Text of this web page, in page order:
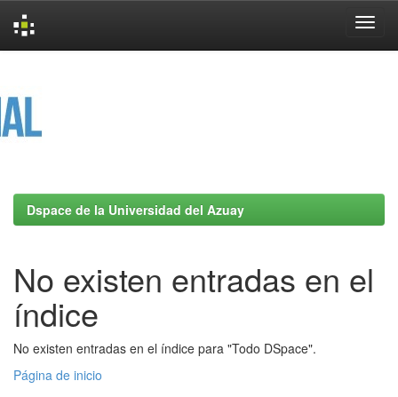
Dspace de la Universidad del Azuay
No existen entradas en el
índice
No existen entradas en el índice para "Todo DSpace".
Página de inicio